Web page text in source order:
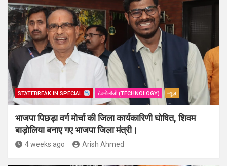
STATEBREAK.IN SPECIAL टेक्नोलॉजी (TECHNOLOGY) न्यूज़
भाजपा पिछड़ा वर्ग मोर्चा की जिला कार्यकारिणी घोषित, शिवम
बाड़ोलिया बनाए गए भाजपा जिला मंत्री।
4 weeks ago Arish Ahmed